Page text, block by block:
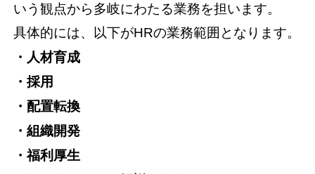
いう観点から多岐にわたる業務を担います。
具体的には、以下がHRの業務範囲となります。
・人材育成
・採用
・配置転換
・組織開発
・福利厚生